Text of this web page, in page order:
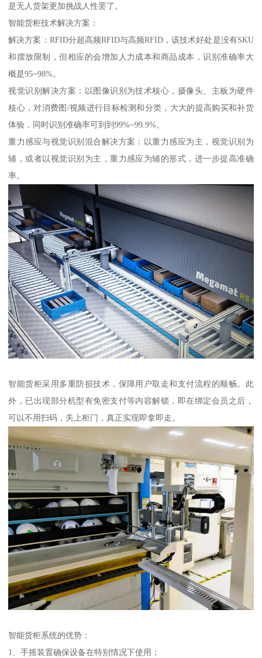
是无人货架更加挑战人性罢了。
智能货柜技术解决方案：
解决方案：RFID分超高频RFID与高频RFID，该技术好处是没有SKU
和摆放限制，但相应的会增加人力成本和商品成本，识别准确率大
概是95~98%。
视觉识别解决方案：以图像识别为技术核心，摄像头、主板为硬件
核心，对消费图/视频进行目标检测和分类，大大的提高购买和补货
体验，同时识别准确率可到到99%~99.9%。
重力感应与视觉识别混合解决方案：以重力感应为主，视觉识别为
辅，或者以视觉识别为主，重力感应为辅的形式，进一步提高准确
率。
智能货柜采用多重防损技术，保障用户取走和支付流程的顺畅。此
外，已出现部分机型有免密支付等内容解锁，即在绑定会员之后，
可以不用扫码，关上柜门，真正实现即拿即走。
智能货柜系统的优势：
1、手摇装置确保设备在特别情况下使用；